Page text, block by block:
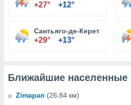
+27° +12°
Сантьяго-де-Керетаро
+29° +13°
Ближайшие населенные
Zimapan (26.84 км)